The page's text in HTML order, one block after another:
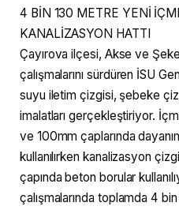
4 BİN 130 METRE YENİ
KANALİZASYON HATTI
Çayırova ilçesi, Akse ve
çalışmalarını sürdüren İSU
suyu iletim çizgisi, şebeke
imalatları gerçekleştiriyor.
ve 100mm çaplarında
kullanılırken kanalizasyon
çapında beton borular
çalışmalarında toplamda 4